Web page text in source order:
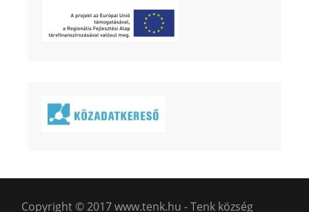
Copyright © 2017 www.tenk.hu - Tenk község